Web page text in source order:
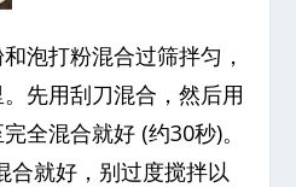
泡打粉混合过筛拌匀，
先用刮刀混合，然后用
全混合就好 (约30秒)。
合就好，别过度搅拌以